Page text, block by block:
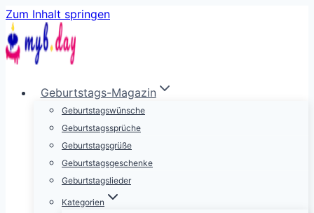
Zum Inhalt springen
Geburtstags-Magazin
Geburtstagswünsche
Geburtstagssprüche
Geburtstagsgrüße
Geburtstagsgeschenke
Geburtstagslieder
Kategorien